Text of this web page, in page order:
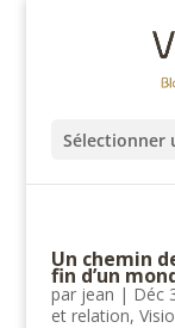
Sélectionner
Un chemin
fin d’un
par jean | Déc
et relation,